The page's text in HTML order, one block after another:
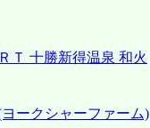
Ｔ 十勝新得温泉 和火
ークシャーファーム)